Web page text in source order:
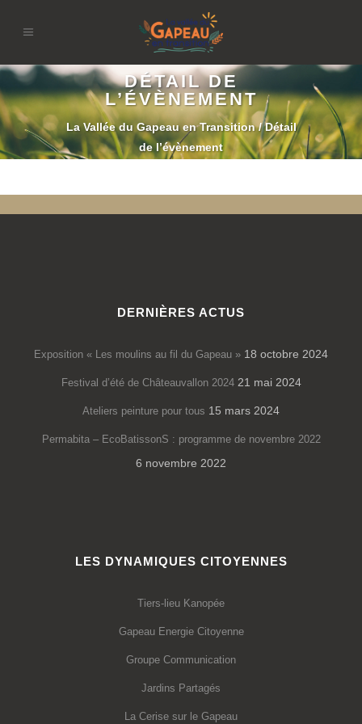
DÉTAIL DE
L’ÉVÈNEMENT
La Vallée du Gapeau en Transition/Détail
de l’évènement
DERNIÈRES ACTUS
Exposition « Les moulins au fil du Gapeau » 18 octobre 2024
Festival d’été de Châteauvallon 2024 21 mai 2024
Ateliers peinture pour tous 15 mars 2024
Permabita – EcoBatissonS : programme de novembre 2022
6 novembre 2022
LES DYNAMIQUES CITOYENNES
Tiers-lieu Kanopée
Gapeau Energie Citoyenne
Groupe Communication
Jardins Partagés
La Cerise sur le Gapeau